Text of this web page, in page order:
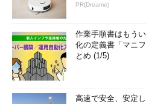
PR(Dreame)
作業手順書はもう
化の定義書「マニ
とめ (1/5)
高速で安全、安定